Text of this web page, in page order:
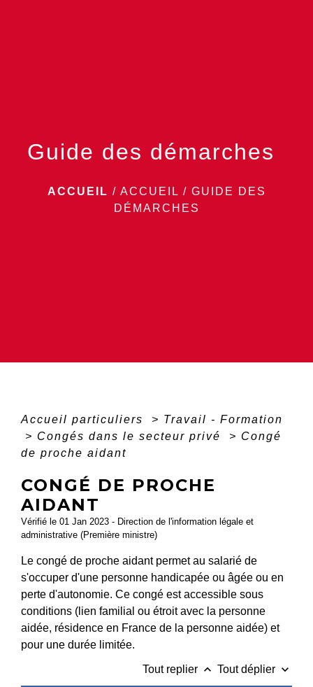
Guide des démarches
ACCUEIL / ACCUEIL / GUIDE DES
DÉMARCHES
Accueil particuliers > Travail - Formation
> Congés dans le secteur privé > Congé
de proche aidant
CONGÉ DE PROCHE
AIDANT
Vérifié le 01 Jan 2023 - Direction de l'information légale et
administrative (Première ministre)
Le congé de proche aidant permet au salarié de
s'occuper d'une personne handicapée ou âgée ou en
perte d'autonomie. Ce congé est accessible sous
conditions (lien familial ou étroit avec la personne
aidée, résidence en France de la personne aidée) et
pour une durée limitée.
Tout replier keyboard_arrow_up Tout déplier keyboard_arrow_down